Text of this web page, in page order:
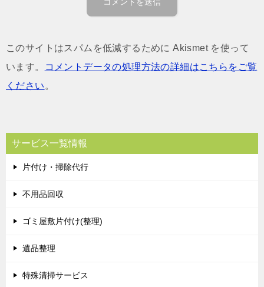
このサイトはスパムを低減するために Akismet を使って
います。
コメントデータの処理方法の詳細はこちらをご覧
ください 。
サービス一覧情報
片付け・掃除代行
不用品回収
ゴミ屋敷片付け(整理)
遺品整理
特殊清掃サービス